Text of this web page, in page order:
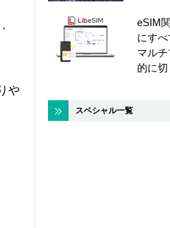
や
eSIM
にす
マル
的に切
スペシャル一覧